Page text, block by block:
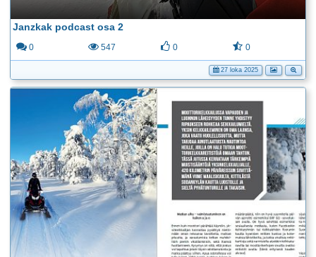
Janzkak podcast osa 2
0 547 0 0
27 loka 2025